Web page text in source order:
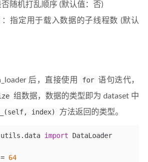
否随机打乱顺序 (默认值：否)
：指定用于载入数据的子线程数 (默认
后，直接使用 for 语句迭代，
组数据，数据的类型即为 dataset 中
index) 方法返回的类型。
import DataLoader
64